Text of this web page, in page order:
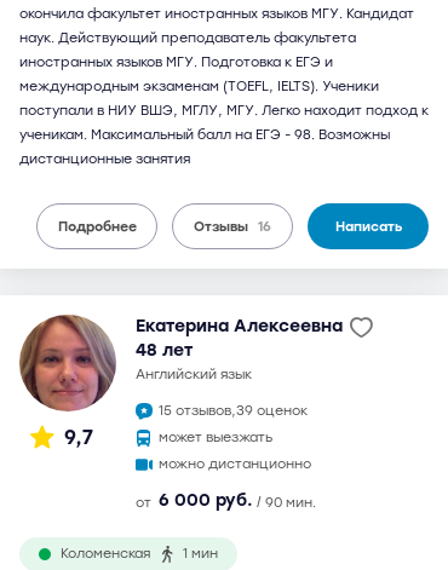
окончила факультет иностранных языков МГУ. Кандидат
наук. Действующий преподаватель факультета
иностранных языков МГУ. Подготовка к ЕГЭ и
международным экзаменам (TOEFL, IELTS). Ученики
поступали в НИУ ВШЭ, МГЛУ, МГУ. Легко находит подход к
ученикам. Максимальный балл на ЕГЭ - 98. Возможны
дистанционные занятия
Подробнее Отзывы 16 Написать
9,7
Екатерина Алексеевна
48 лет
английский язык
15 отзывов,39 оценок
может выезжать
можно дистанционно
от 6 000 руб. / 90 мин.
Коломенская 1 мин